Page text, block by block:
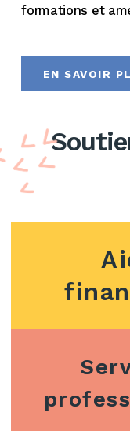
formations et
EN SAVOIR